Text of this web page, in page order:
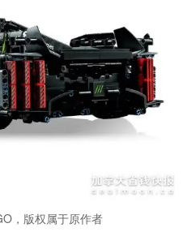
，版权属于原作者